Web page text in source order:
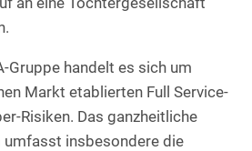
Gruppe handelt es sich um
Markt etablierten Full Service-
Risiken. Das ganzheitliche
insbesondere die